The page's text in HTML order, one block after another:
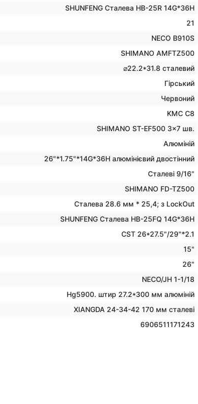
SHUNFENG Сталева HB-25R 14G*36H
21
NECO B910S
SHIMANO AMFTZ500
⌀22.2*31.8 сталевий
Гірський
Червоний
KMC C8
SHIMANO ST-EF500 3x7 шв.
Алюміній
26"*1.75"*14G*36H алюмінієвий двостінний
Сталеві 9/16"
SHIMANO FD-TZ500
Сталева 28.6 мм * 25,4; з LockOut
SHUNFENG Сталева HB-25FQ 14G*36H
CST 26*27.5"/29"*2.1
15"
26"
NECO/JH 1-1/18
Hg5900. штир 27.2*300 мм алюміній
XIANGDA 24-34-42 170 мм сталеві
6906511171243